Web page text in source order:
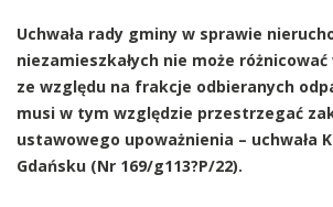
Uchwała rady gminy w sprawie
niezamieszkałych nie może
ze względu na frakcje odbieranych
musi w tym względzie przestrzegać
ustawowego upoważnienia – uchwała
Gdańsku (Nr 169/g113?P/22).